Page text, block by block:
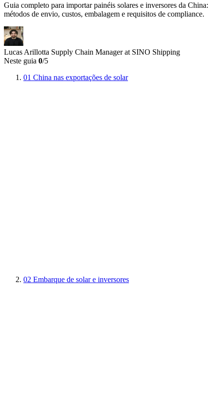
Guia completo para importar painéis solares e inversores da China:
métodos de envio, custos, embalagem e requisitos de compliance.
Lucas Arillotta Supply Chain Manager at SINO Shipping
Neste guia 0/5
01 China nas exportações de solar
02 Embarque de solar e inversores